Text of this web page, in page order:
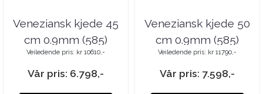
Veneziansk kjede 45
cm 0.9mm (585)
Veiledende pris: kr 10610,-
Vår pris: 6.798,-
Veneziansk kjede 50
cm 0.9mm (585)
Veiledende pris: kr 11790,-
Vår pris: 7.598,-